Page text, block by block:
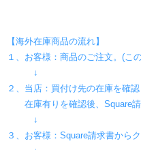
【海外在庫商品の流れ】
１、お客様：商品のご注文。(こ
↓
２、当店：買付け先の在庫を確認
在庫有りを確認後、Square請
↓
３、お客様：Square請求書から